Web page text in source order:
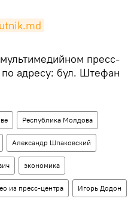
пресс-
адресу: бул. Штефан
Республика Молдова
Александр Шпаковский
экономика
из пресс-центра Игорь Додон